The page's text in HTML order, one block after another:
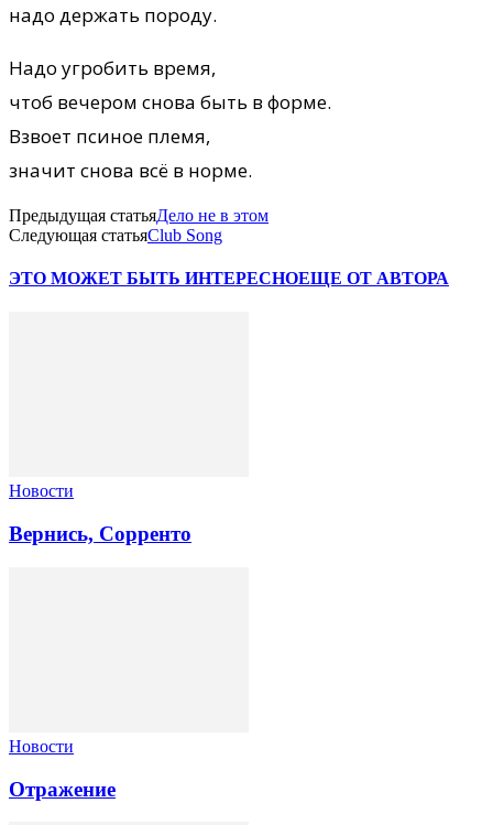
надо держать породу.
Надо угробить время,
чтоб вечером снова быть в форме.
Взвоет псиное племя,
значит снова всё в норме.
Предыдущая статьяДело не в этом
Следующая статьяClub Song
ЭТО МОЖЕТ БЫТЬ ИНТЕРЕСНОЕЩЕ ОТ АВТОРА
Новости
Вернись, Сорренто
Новости
Отражение